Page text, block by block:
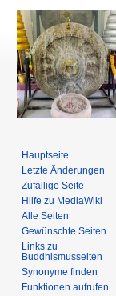
Hauptseite
Letzte Änderungen
Zufällige Seite
Hilfe zu MediaWiki
Alle Seiten
Gewünschte Seiten
Links zu
Buddhismusseiten
Synonyme finden
Funktionen aufrufen